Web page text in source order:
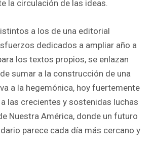
la circulación de las ideas.
a los de una editorial
dedicados a ampliar año a
los textos propios, se enlazan
sumar a la construcción de una
a la hegemónica, hoy fuertemente
las crecientes y sostenidas luchas
Nuestra América, donde un futuro
parece cada día más cercano y